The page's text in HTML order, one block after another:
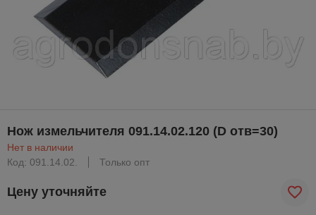
Нож измельчителя 091.14.02.120 (D отв=30)
Нет в наличии
Код: 091.14.02.
Только опт
Цену уточняйте